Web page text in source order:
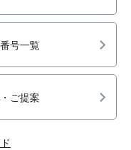
号一覧
ご提案